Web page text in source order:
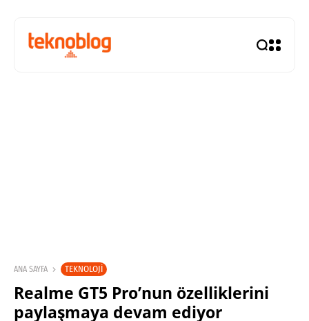
ANA SAYFA TEKNOLOJI
Realme GT5 Pro’nun özelliklerini
paylaşmaya devam ediyor